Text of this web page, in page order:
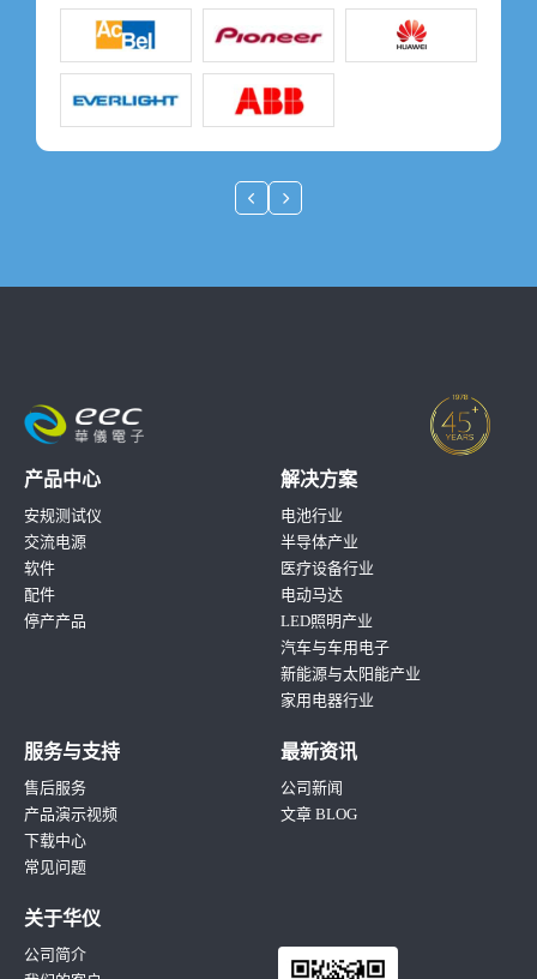
产品中心
安规测试仪
交流电源
软件
配件
停产产品
解决方案
电池行业
半导体产业
医疗设备行业
电动马达
LED照明产业
汽车与车用电子
新能源与太阳能产业
家用电器行业
服务与支持
售后服务
产品演示视频
下载中心
常见问题
最新资讯
公司新闻
文章 BLOG
关于华仪
公司简介